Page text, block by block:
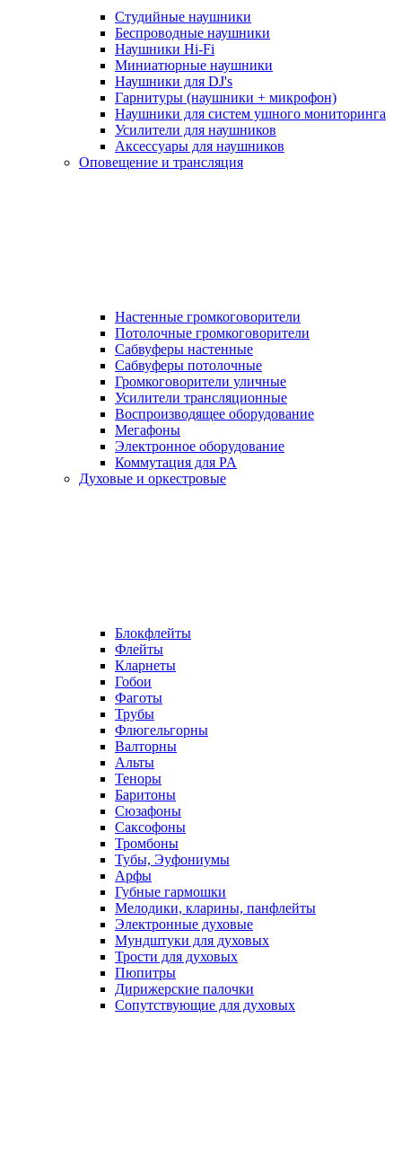
Студийные наушники
Беспроводные наушники
Наушники Hi-Fi
Миниатюрные наушники
Наушники для DJ's
Гарнитуры (наушники + микрофон)
Наушники для систем ушного мониторинга
Усилители для наушников
Аксессуары для наушников
Оповещение и трансляция
Настенные громкоговорители
Потолочные громкоговорители
Сабвуферы настенные
Сабвуферы потолочные
Громкоговорители уличные
Усилители трансляционные
Воспроизводящее оборудование
Мегафоны
Электронное оборудование
Коммутация для PA
Духовые и оркестровые
Блокфлейты
Флейты
Кларнеты
Гобои
Фаготы
Трубы
Флюгельгорны
Валторны
Альты
Теноры
Баритоны
Сюзафоны
Саксофоны
Тромбоны
Тубы, Эуфониумы
Арфы
Губные гармошки
Мелодики, кларины, панфлейты
Электронные духовые
Мундштуки для духовых
Трости для духовых
Пюпитры
Дирижерские палочки
Сопутствующие для духовых